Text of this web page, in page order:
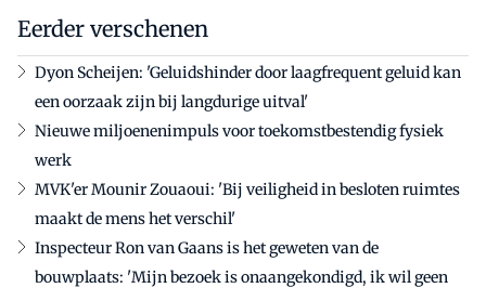
Eerder verschenen
Dyon Scheijen: 'Geluidshinder door laagfrequent geluid kan
een oorzaak zijn bij langdurige uitval'
Nieuwe miljoenenimpuls voor toekomstbestendig fysiek
werk
MVK'er Mounir Zouaoui: 'Bij veiligheid in besloten ruimtes
maakt de mens het verschil'
Inspecteur Ron van Gaans is het geweten van de
bouwplaats: 'Mijn bezoek is onaangekondigd, ik wil geen